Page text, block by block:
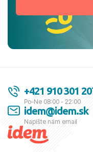
+421 910 301
Po-Ne 08:00 - 22:00
idem@idem.sk
Napíšte nám email